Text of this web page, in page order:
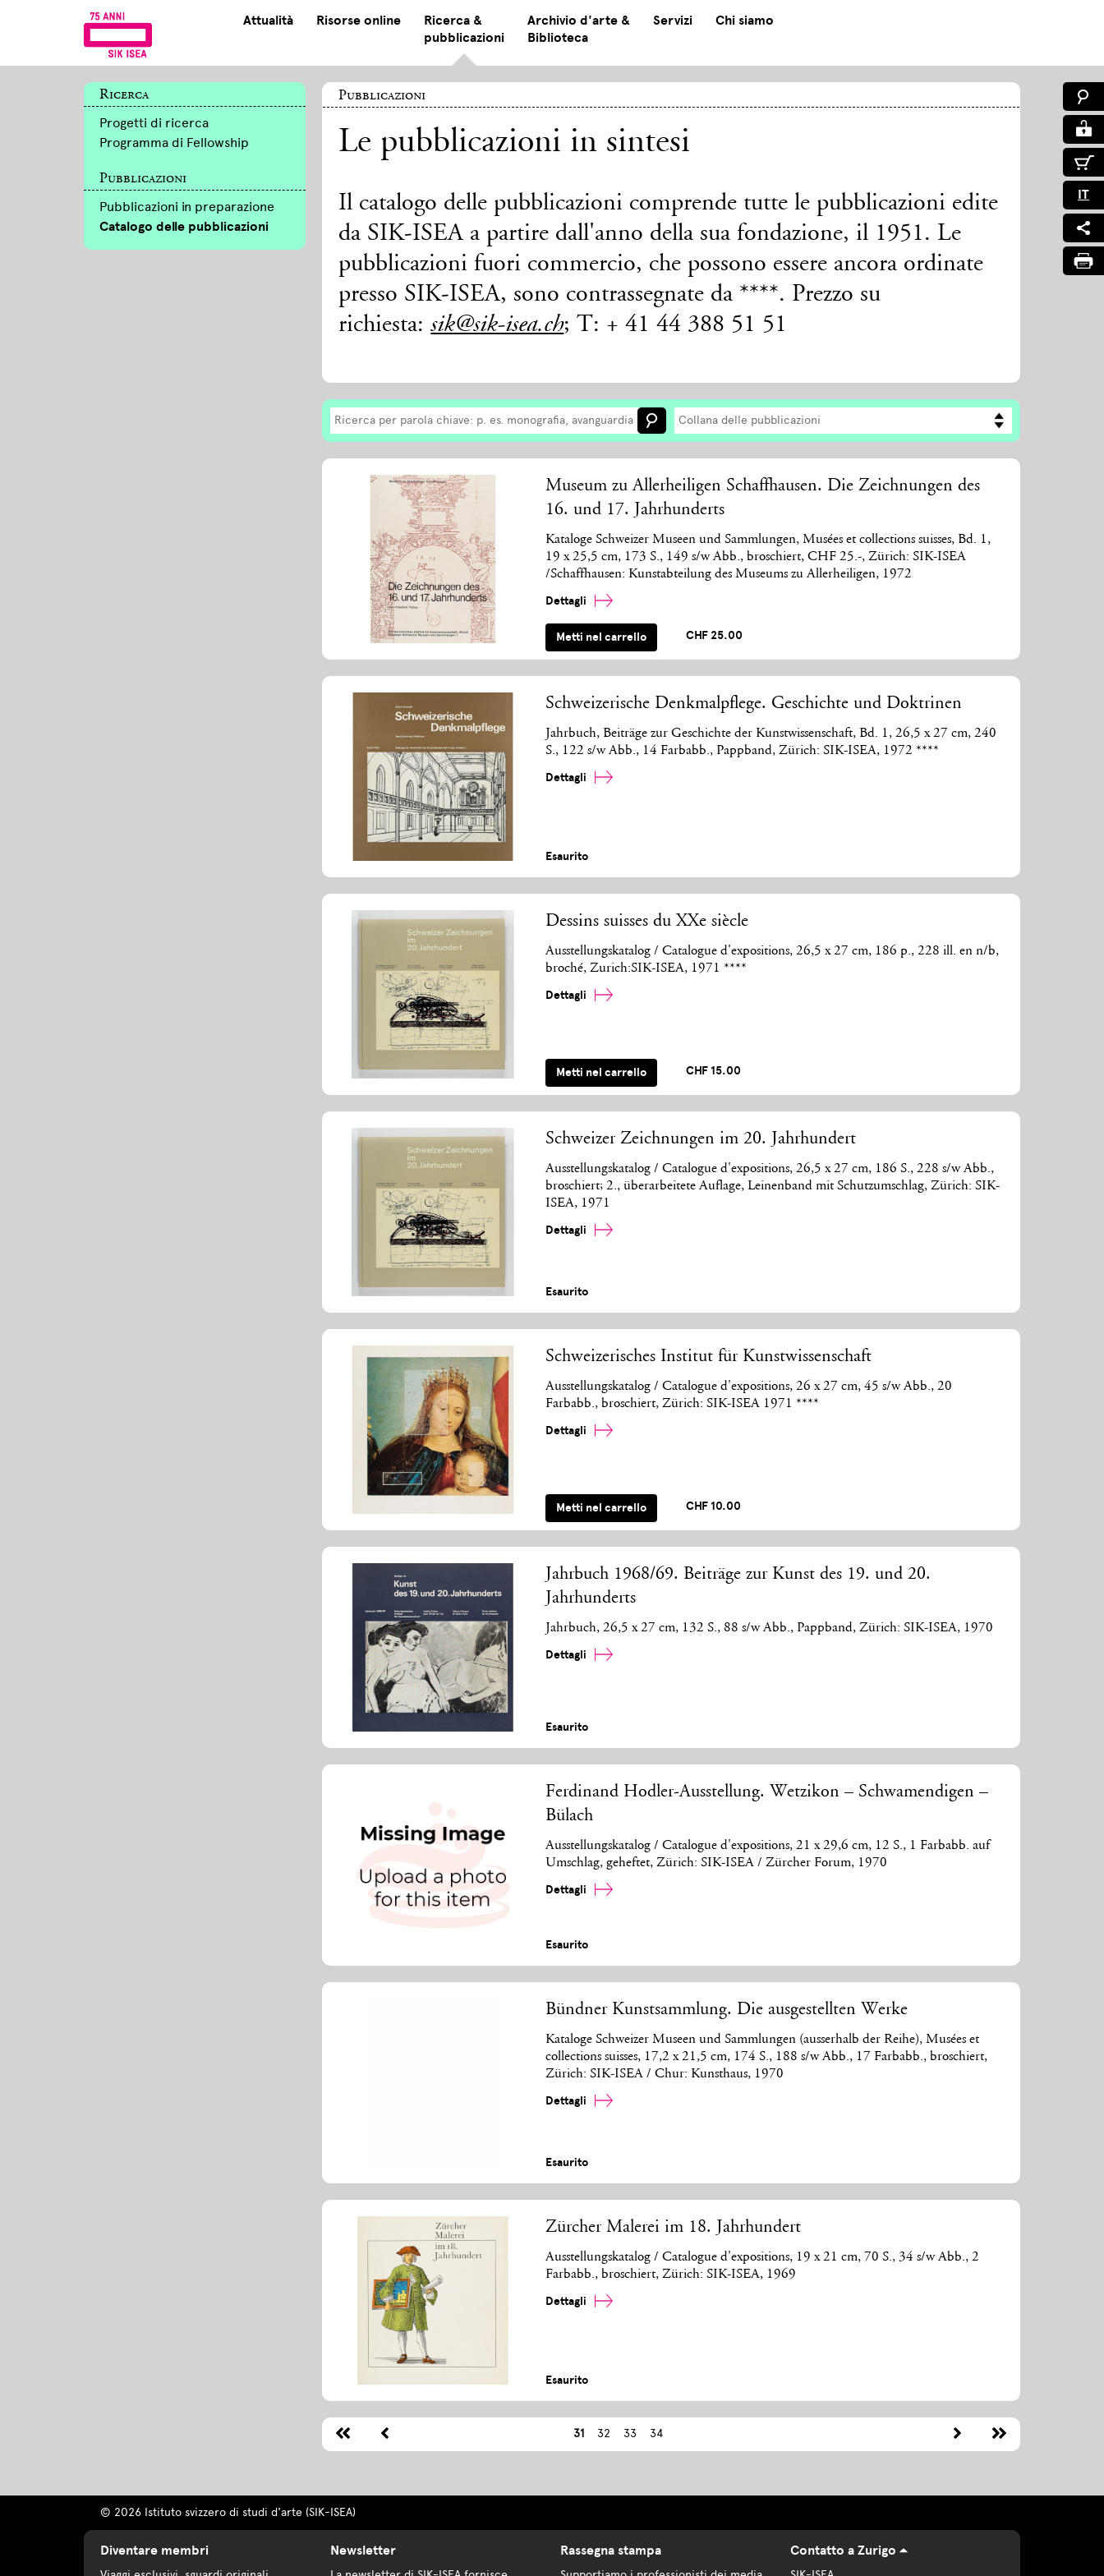
Attualità Risorse online
Ricerca &
pubblicazioni
Archivio d'arte &
Biblioteca
Servizi Chi siamo
IT
Ricerca
Progetti di ricerca
Programma di Fellowship
Pubblicazioni
Pubblicazioni in preparazione
Catalogo delle pubblicazioni
Pubblicazioni
Le pubblicazioni in sintesi
Il catalogo delle pubblicazioni comprende tutte le pubblicazioni edite
da SIK-ISEA a partire dall'anno della sua fondazione, il 1951. Le
pubblicazioni fuori commercio, che possono essere ancora ordinate
presso SIK-ISEA, sono contrassegnate da ****. Prezzo su
richiesta:sik@sik-isea.ch; T: + 41 44 388 51 51
Collana delle pubblicazioni
Museum zu Allerheiligen Schaffhausen. Die Zeichnungen des
16. und 17. Jahrhunderts
Kataloge Schweizer Museen und Sammlungen, Musées et collections suisses, Bd. 1,
19 x 25,5 cm, 173 S., 149 s/w Abb., broschiert, CHF 25.-, Zürich: SIK-ISEA
/Schaffhausen: Kunstabteilung des Museums zu Allerheiligen, 1972
Dettagli
Metti nel carrello CHF 25.00
Schweizerische Denkmalpflege. Geschichte und Doktrinen
Jahrbuch, Beiträge zur Geschichte der Kunstwissenschaft, Bd. 1, 26,5 x 27 cm, 240
S., 122 s/w Abb., 14 Farbabb., Pappband, Zürich: SIK-ISEA, 1972 ****
Dettagli
Esaurito
Dessins suisses du XXe siècle
Ausstellungskatalog / Catalogue d'expositions, 26,5 x 27 cm, 186 p., 228 ill. en n/b,
broché, Zurich:SIK-ISEA, 1971 ****
Dettagli
Metti nel carrello CHF 15.00
Schweizer Zeichnungen im 20. Jahrhundert
Ausstellungskatalog / Catalogue d'expositions, 26,5 x 27 cm, 186 S., 228 s/w Abb.,
broschiert; 2., überarbeitete Auflage, Leinenband mit Schutzumschlag, Zürich: SIK-
ISEA, 1971
Dettagli
Esaurito
Schweizerisches Institut für Kunstwissenschaft
Ausstellungskatalog / Catalogue d'expositions, 26 x 27 cm, 45 s/w Abb., 20
Farbabb., broschiert, Zürich: SIK-ISEA 1971 ****
Dettagli
Metti nel carrello CHF 10.00
Jahrbuch 1968/69. Beiträge zur Kunst des 19. und 20.
Jahrhunderts
Jahrbuch, 26,5 x 27 cm, 132 S., 88 s/w Abb., Pappband, Zürich: SIK-ISEA, 1970
Dettagli
Esaurito
Ferdinand Hodler-Ausstellung. Wetzikon – Schwamendigen –
Bülach
Ausstellungskatalog / Catalogue d'expositions, 21 x 29,6 cm, 12 S., 1 Farbabb. auf
Umschlag, geheftet, Zürich: SIK-ISEA / Zürcher Forum, 1970
Dettagli
Esaurito
Bündner Kunstsammlung. Die ausgestellten Werke
Kataloge Schweizer Museen und Sammlungen (ausserhalb der Reihe), Musées et
collections suisses, 17,2 x 21,5 cm, 174 S., 188 s/w Abb., 17 Farbabb., broschiert,
Zürich: SIK-ISEA / Chur: Kunsthaus, 1970
Dettagli
Esaurito
Zürcher Malerei im 18. Jahrhundert
Ausstellungskatalog / Catalogue d'expositions, 19 x 21 cm, 70 S., 34 s/w Abb., 2
Farbabb., broschiert, Zürich: SIK-ISEA, 1969
Dettagli
Esaurito
31 32 33 34
© 2026 Istituto svizzero di studi d'arte (SIK-ISEA)
Diventare membri Newsletter Rassegna stampa Contatto a Zurigo